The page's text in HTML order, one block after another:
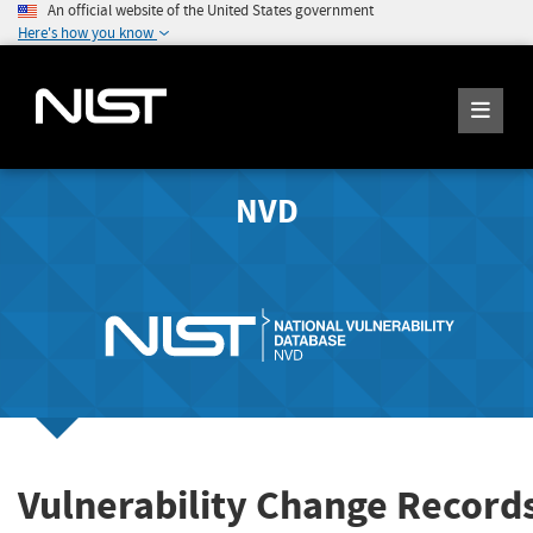
An official website of the United States government
Here's how you know
NVD
Vulnerability Change